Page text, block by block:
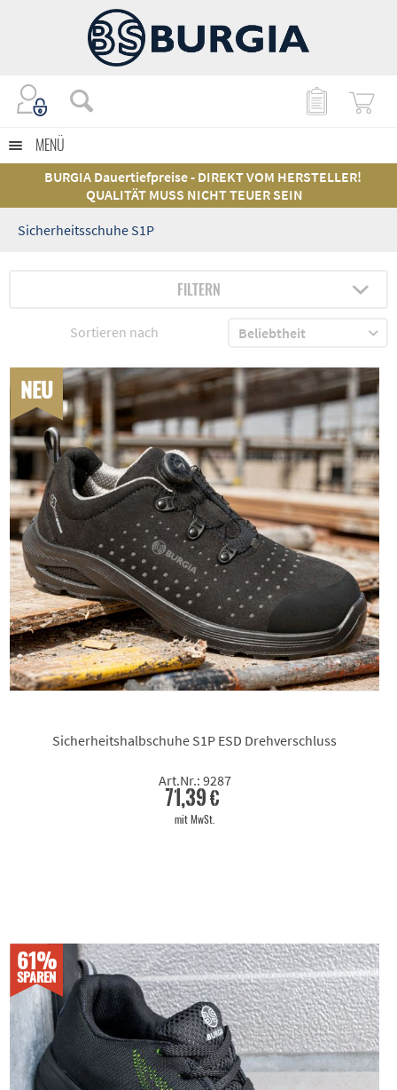
MENÜ
BURGIA Dauertiefpreise - DIREKT VOM HERSTELLER!
QUALITÄT MUSS NICHT TEUER SEIN
Sicherheitsschuhe S1P
FILTERN
Sortieren nach
NEU
Sicherheitshalbschuhe S1P ESD Drehverschluss
Art.Nr.: 9287
71,39 €
mit MwSt.
61%
SPAREN